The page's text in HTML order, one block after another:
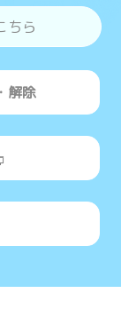
ちら
解除